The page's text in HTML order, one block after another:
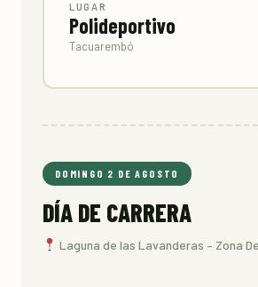
LUGAR
Polideportivo
Tacuarembó
DOMINGO 2 DE AGOSTO
DÍA DE CARRERA
Laguna de las Lavanderas – Zona